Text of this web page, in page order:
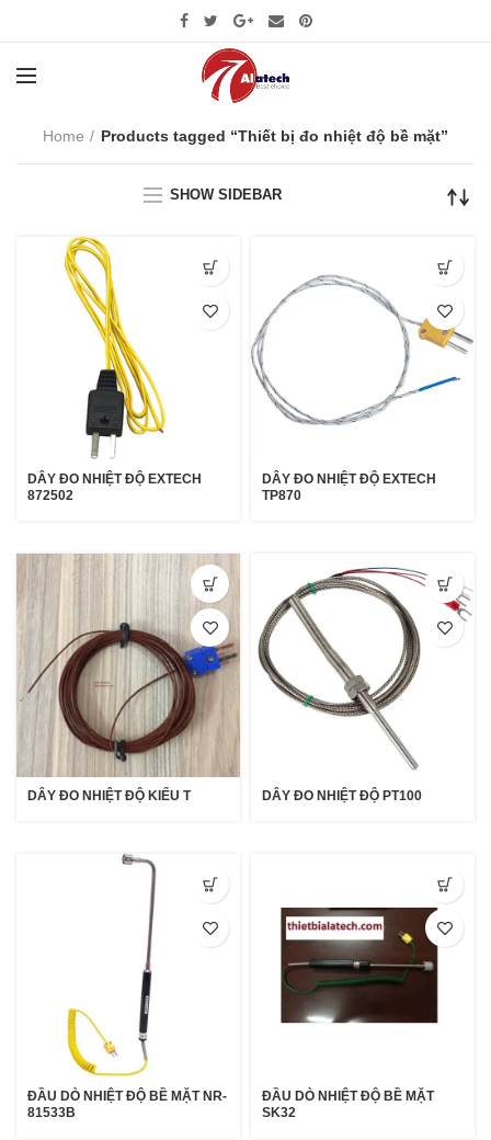
Home Products tagged “Thiết bị đo nhiệt độ bề mặt”
SHOW SIDEBAR
DÂY ĐO NHIỆT ĐỘ EXTECH
872502
DÂY ĐO NHIỆT ĐỘ EXTECH
TP870
DÂY ĐO NHIỆT ĐỘ KIỂU T DÂY ĐO NHIỆT ĐỘ PT100
ĐẦU DÒ NHIỆT ĐỘ BỀ MẶT NR-
81533B
ĐẦU DÒ NHIỆT ĐỘ BỀ MẶT
SK32